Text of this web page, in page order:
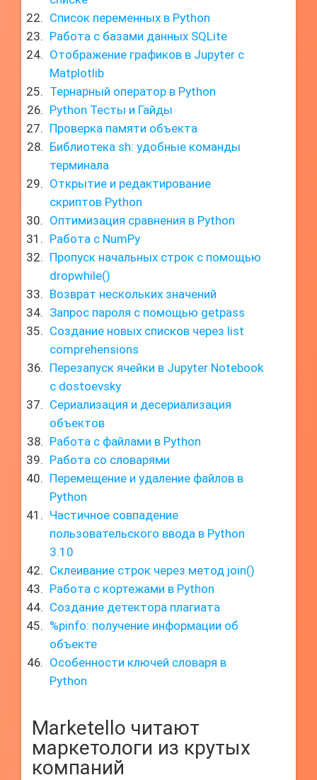
Список переменных в Python
Работа с базами данных SQLite
Отображение графиков в Jupyter с
Matplotlib
Тернарный оператор в Python
Python Тесты и Гайды
Проверка памяти объекта
Библиотека sh: удобные команды
терминала
Открытие и редактирование
скриптов Python
Оптимизация сравнения в Python
Работа с NumPy
Пропуск начальных строк с помощью
dropwhile()
Возврат нескольких значений
Запрос пароля с помощью getpass
Создание новых списков через list
comprehensions
Перезапуск ячейки в Jupyter Notebook
с dostoevsky
Сериализация и десериализация
объектов
Работа с файлами в Python
Работа со словарями
Перемещение и удаление файлов в
Python
Частичное совпадение
пользовательского ввода в Python
3.10
Склеивание строк через метод join()
Работа с кортежами в Python
Создание детектора плагиата
%pinfo: получение информации об
объекте
Особенности ключей словаря в
Python
Marketello читают
маркетологи из крутых
компаний